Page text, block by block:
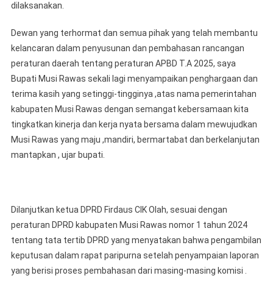
dilaksanakan.
Dewan yang terhormat dan semua pihak yang telah membantu
kelancaran dalam penyusunan dan pembahasan rancangan
peraturan daerah tentang peraturan APBD T.A 2025, saya
Bupati Musi Rawas sekali lagi menyampaikan penghargaan dan
terima kasih yang setinggi-tingginya ,atas nama pemerintahan
kabupaten Musi Rawas dengan semangat kebersamaan kita
tingkatkan kinerja dan kerja nyata bersama dalam mewujudkan
Musi Rawas yang maju ,mandiri, bermartabat dan berkelanjutan
mantapkan , ujar bupati.
Dilanjutkan ketua DPRD Firdaus CIK Olah, sesuai dengan
peraturan DPRD kabupaten Musi Rawas nomor 1 tahun 2024
tentang tata tertib DPRD yang menyatakan bahwa pengambilan
keputusan dalam rapat paripurna setelah penyampaian laporan
yang berisi proses pembahasan dari masing-masing komisi .